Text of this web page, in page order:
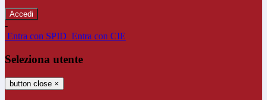
-
Entra con SPID Entra con CIE
Seleziona utente
button close ×